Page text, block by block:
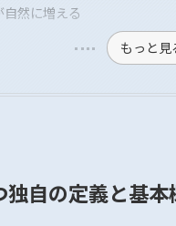
然に増える
もっと見
自の定義と基本